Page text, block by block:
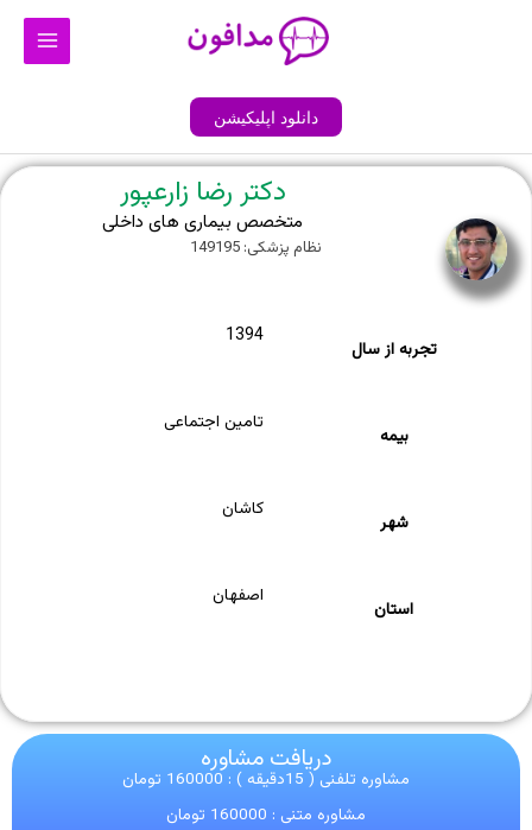
Main
دانلود اپلیکیشن
دکتر رضا زارعپور
متخصص بیماری های داخلی
نظام پزشکی: 149195
تجربه از سال
1394
بیمه
تامین اجتماعی
شهر
کاشان
استان
اصفهان
دریافت مشاوره
مشاوره تلفنی ( 15دقیقه ) : 160000 تومان
مشاوره متنی : 160000 تومان